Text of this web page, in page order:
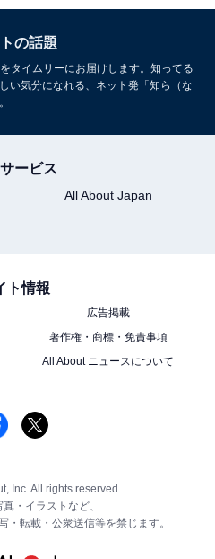
の話題
タイムリーにお届けします。知ってる
い気分になれる、ネット発「知ら（な
ービス
All About Japan
ト情報
広告掲載
著作権・商標・免責事項
All About ニュースについて
Inc. All rights reserved.
・イラストなど、
・転載・公衆送信等を禁じます。